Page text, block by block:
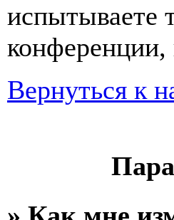
испытываете
Вернуться к